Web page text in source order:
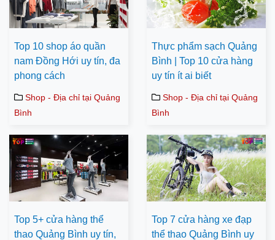
Top 10 shop áo quần
nam Đồng Hới uy tín, đa
phong cách
Shop - Địa chỉ tại Quảng
Bình
Thực phẩm sạch Quảng
Bình | Top 10 cửa hàng
uy tín ít ai biết
Shop - Địa chỉ tại Quảng
Bình
Top 5+ cửa hàng thể
thao Quảng Bình uy tín,
Top 7 cửa hàng xe đạp
thể thao Quảng Bình uy